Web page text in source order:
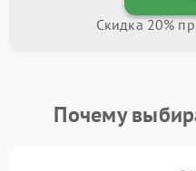
Скидка 20%
Почему